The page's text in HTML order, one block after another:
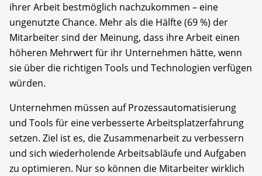
ihrer Arbeit bestmöglich nachzukommen – eine
ungenutzte Chance. Mehr als die Hälfte (69 %) der
Mitarbeiter sind der Meinung, dass ihre Arbeit einen
höheren Mehrwert für ihr Unternehmen hätte, wenn
sie über die richtigen Tools und Technologien verfügen
würden.
Unternehmen müssen auf Prozessautomatisierung
und Tools für eine verbesserte Arbeitsplatzerfahrung
setzen. Ziel ist es, die Zusammenarbeit zu verbessern
und sich wiederholende Arbeitsabläufe und Aufgaben
zu optimieren. Nur so können die Mitarbeiter wirklich